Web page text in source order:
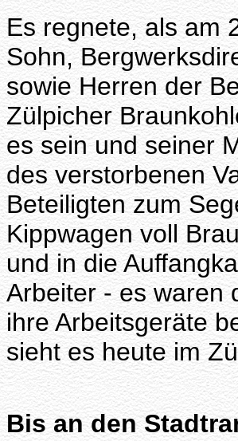
Es regnete, als am
Sohn,
sowie Herren der
Zülpicher
es sein und seiner
des verstorbenen
Beteiligten zum
Kippwagen voll
und in die
Arbeiter - es waren
ihre Arbeitsgeräte
sieht es heute im
Bis an den